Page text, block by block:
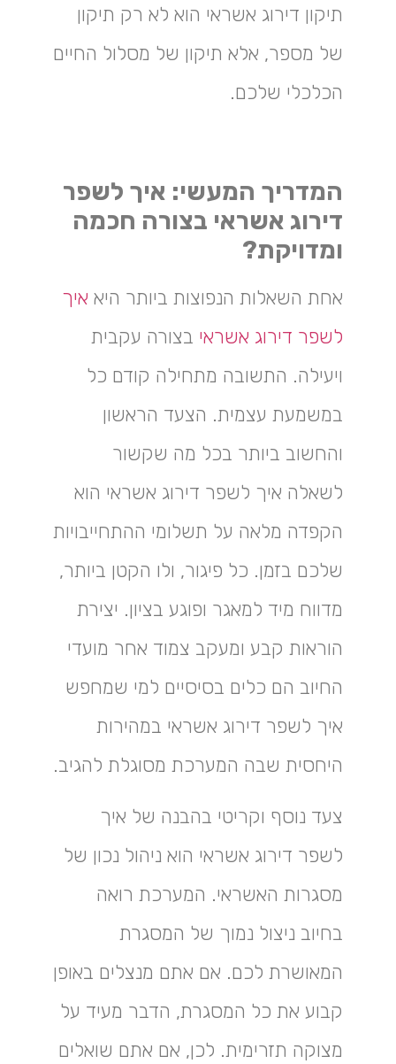
תיקון דירוג אשראי הוא לא רק תיקון
של מספר, אלא תיקון של מסלול החיים
הכלכלי שלכם.
המדריך המעשי: איך לשפר
דירוג אשראי בצורה חכמה
ומדויקת?
אחת השאלות הנפוצות ביותר היא איך
לשפר דירוג אשראי בצורה עקבית
ויעילה. התשובה מתחילה קודם כל
במשמעת עצמית. הצעד הראשון
והחשוב ביותר בכל מה שקשור
לשאלה איך לשפר דירוג אשראי הוא
הקפדה מלאה על תשלומי ההתחייבויות
שלכם בזמן. כל פיגור, ולו הקטן ביותר,
מדווח מיד למאגר ופוגע בציון. יצירת
הוראות קבע ומעקב צמוד אחר מועדי
החיוב הם כלים בסיסיים למי שמחפש
איך לשפר דירוג אשראי במהירות
היחסית שבה המערכת מסוגלת להגיב.
צעד נוסף וקריטי בהבנה של איך
לשפר דירוג אשראי הוא ניהול נכון של
מסגרות האשראי. המערכת רואה
בחיוב ניצול נמוך של המסגרת
המאושרת לכם. אם אתם מנצלים באופן
קבוע את כל המסגרת, הדבר מעיד על
מצוקה תזרימית. לכן, אם אתם שואלים